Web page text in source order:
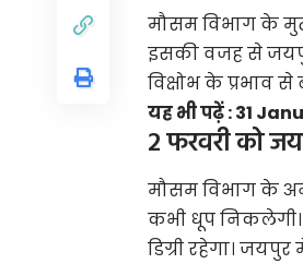
मौसम विभाग के
इसकी वजह से
विक्षोभ के प्रभाव
यह भी पढ़ें :31
2 फरवरी को
मौसम विभाग के
कभी धूप निकलेगी।
डिग्री रहेगा। जयपुर